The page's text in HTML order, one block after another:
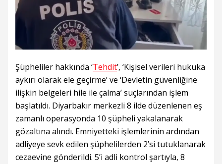
Şüpheliler hakkında ‘Tehdit’, ‘Kişisel verileri hukuka
aykırı olarak ele geçirme’ ve ‘Devletin güvenliğine
ilişkin belgeleri hile ile çalma’ suçlarından işlem
başlatıldı. Diyarbakır merkezli 8 ilde düzenlenen eş
zamanlı operasyonda 10 şüpheli yakalanarak
gözaltına alındı. Emniyetteki işlemlerinin ardından
adliyeye sevk edilen şüphelilerden 2’si tutuklanarak
cezaevine gönderildi. 5’i adli kontrol şartıyla, 8